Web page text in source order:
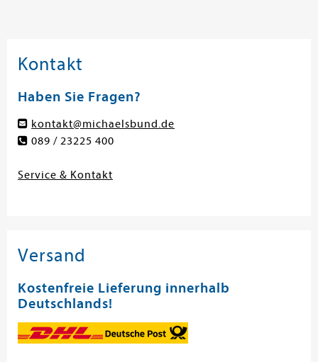
Kontakt
Haben Sie Fragen?
kontakt@michaelsbund.de
089 / 23225 400
Service & Kontakt
Versand
Kostenfreie Lieferung innerhalb
Deutschlands!